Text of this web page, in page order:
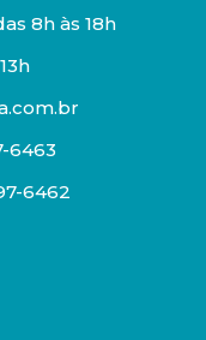
8h às 18h
6463
6462